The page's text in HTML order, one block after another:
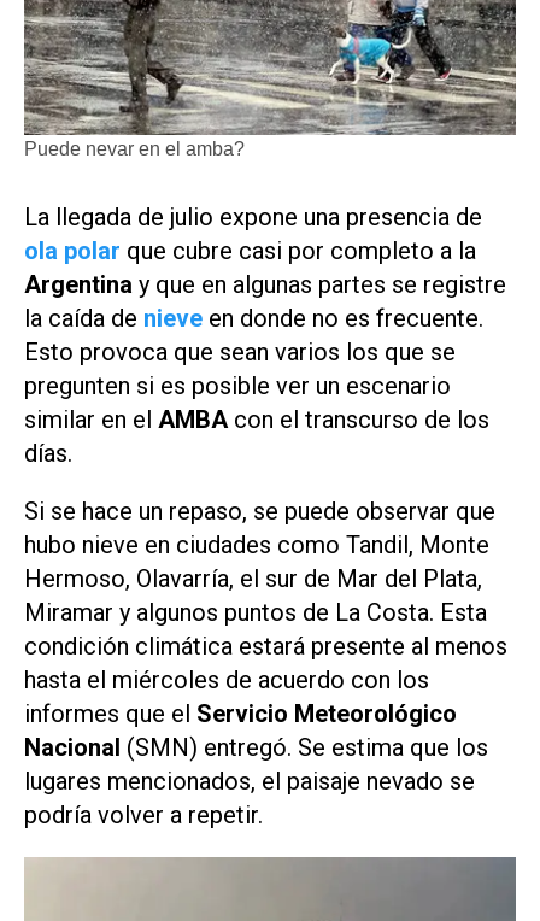
Puede nevar en el amba?
La llegada de julio expone una presencia de
ola polar que cubre casi por completo a la
Argentina y que en algunas partes se registre
la caída de nieve en donde no es frecuente.
Esto provoca que sean varios los que se
pregunten si es posible ver un escenario
similar en el AMBA con el transcurso de los
días.
Si se hace un repaso, se puede observar que
hubo nieve en ciudades como Tandil, Monte
Hermoso, Olavarría, el sur de Mar del Plata,
Miramar y algunos puntos de La Costa. Esta
condición climática estará presente al menos
hasta el miércoles de acuerdo con los
informes que el Servicio Meteorológico
Nacional (SMN) entregó. Se estima que los
lugares mencionados, el paisaje nevado se
podría volver a repetir.